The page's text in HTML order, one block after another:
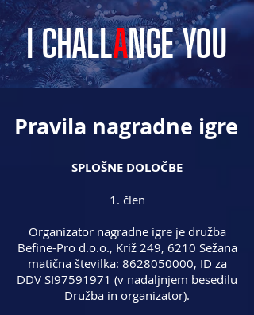
I CHALLANGE YOU
Pravila nagradne igre
SPLOŠNE DOLOČBE
1. člen
Organizator nagradne igre je družba
Befine-Pro d.o.o., Križ 249, 6210 Sežana
matična številka: 8628050000, ID za
DDV SI97591971 (v nadaljnjem besedilu
Družba in organizator).